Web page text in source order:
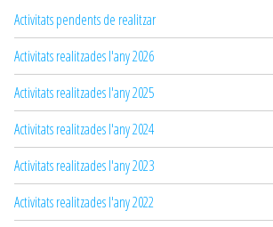
Activitats pendents de realitzar
Activitats realitzades l'any 2026
Activitats realitzades l'any 2025
Activitats realitzades l'any 2024
Activitats realitzades l'any 2023
Activitats realitzades l'any 2022